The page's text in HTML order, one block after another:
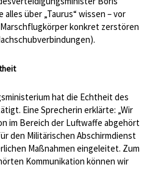
alles über „Taurus“ wissen – vor
konkret zerstören
hat die Echtheit des
Eine Sprecherin erklärte: „Wir
im Bereich der Luftwaffe abgehört
den Militärischen Abschirmdienst
Maßnahmen eingeleitet. Zum
Kommunikation können wir